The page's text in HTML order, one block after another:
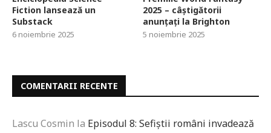
Fiction lansează un
Substack
6 noiembrie 2025
2025 – câștigătorii
anunțați la Brighton
5 noiembrie 2025
COMENTARII RECENTE
Lascu Cosmin la Episodul 8: Sefiștii români invadează